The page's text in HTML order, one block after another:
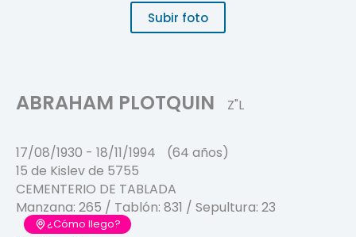
Subir foto
ABRAHAM PLOTQUIN Z"L
17/08/1930 - 18/11/1994
(64 años)
15 de Kislev de 5755
CEMENTERIO DE TABLADA
Manzana: 265 / Tablón: 831 / Sepultura: 23
¿Cómo llego?